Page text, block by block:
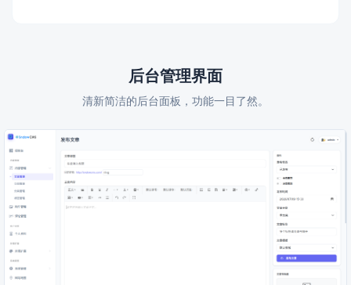
后台管理界面
清新简洁的后台面板，功能一目了然。